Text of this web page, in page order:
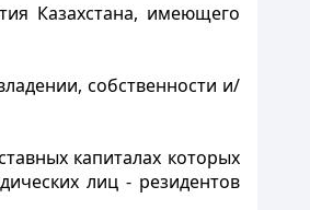
Казахстана, имеющего
собственности и/
капиталах которых
лиц - резидентов